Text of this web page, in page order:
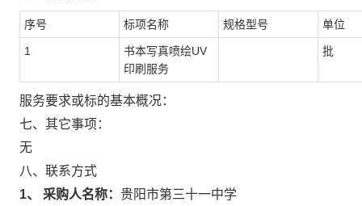
序号 标项名称 规格型号 单位
1
书本写真喷绘UV
印刷服务
批
服务要求或标的基本概况：
七、其它事项：
无
八、联系方式
1、 采购人名称： 贵阳市第三十一中学